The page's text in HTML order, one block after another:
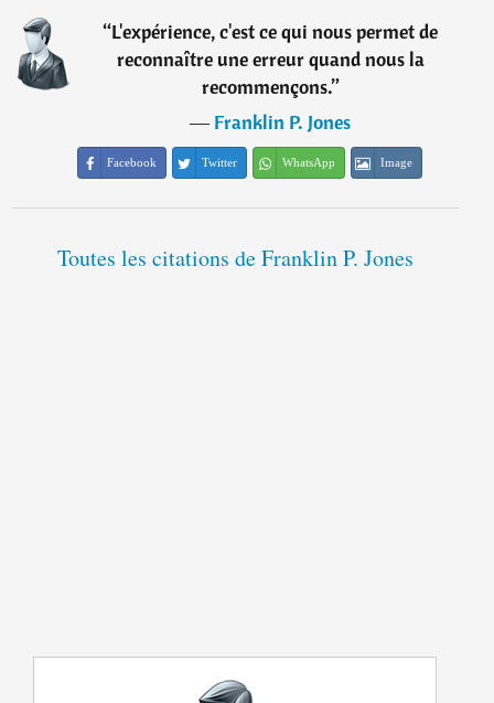
“L'expérience, c'est ce qui nous permet de
reconnaître une erreur quand nous la
recommençons.”
―Franklin P. Jones
Facebook Twitter WhatsApp Image
Toutes les citations de Franklin P. Jones